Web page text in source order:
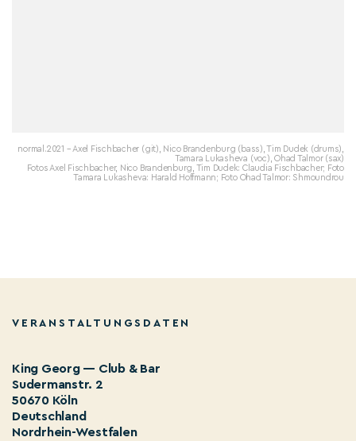
normal.2021 – Axel Fischbacher (git), Nico Brandenburg (bass), Tim Dudek (drums),
Tamara Lukasheva (voc), Ohad Talmor (sax)
Fotos Axel Fischbacher, Nico Brandenburg, Tim Dudek: Claudia Fischbacher; Foto
Tamara Lukasheva: Harald Hoffmann; Foto Ohad Talmor: Shmoundrou
VERANSTALTUNGSDATEN
King Georg — Club & Bar
Sudermanstr. 2
50670 Köln
Deutschland
Nordrhein-Westfalen